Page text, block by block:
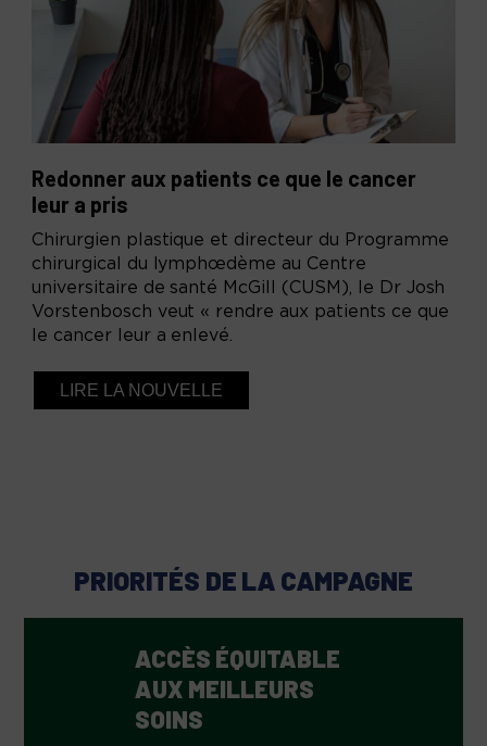
Redonner aux patients ce que le cancer
leur a pris
Chirurgien plastique et directeur du Programme
chirurgical du lymphœdème au Centre
universitaire de santé McGill (CUSM), le Dr Josh
Vorstenbosch veut « rendre aux patients ce que
le cancer leur a enlevé.
LIRE LA NOUVELLE
PRIORITÉS DE LA CAMPAGNE
ACCÈS ÉQUITABLE
AUX MEILLEURS
SOINS